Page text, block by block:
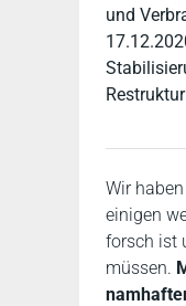
und
Wir
einigen
forsch ist
müssen.